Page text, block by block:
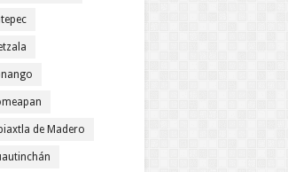
de Madero